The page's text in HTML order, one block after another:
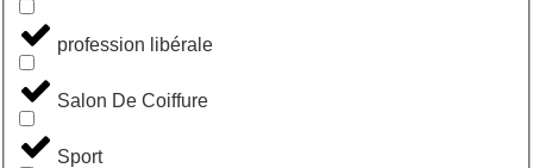
profession libérale
Salon De Coiffure
Sport